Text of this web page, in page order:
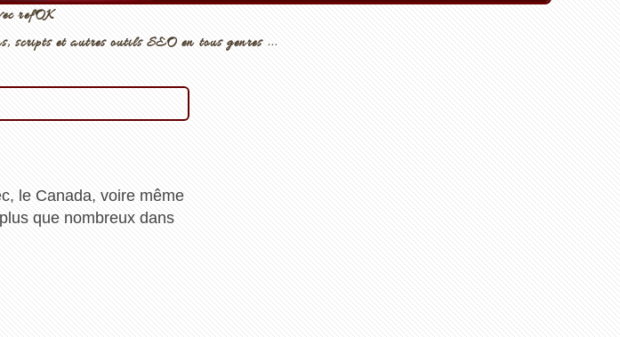
refOK
scripts et autres outils SEO en tous genres ...
le Canada, voire même
que nombreux dans